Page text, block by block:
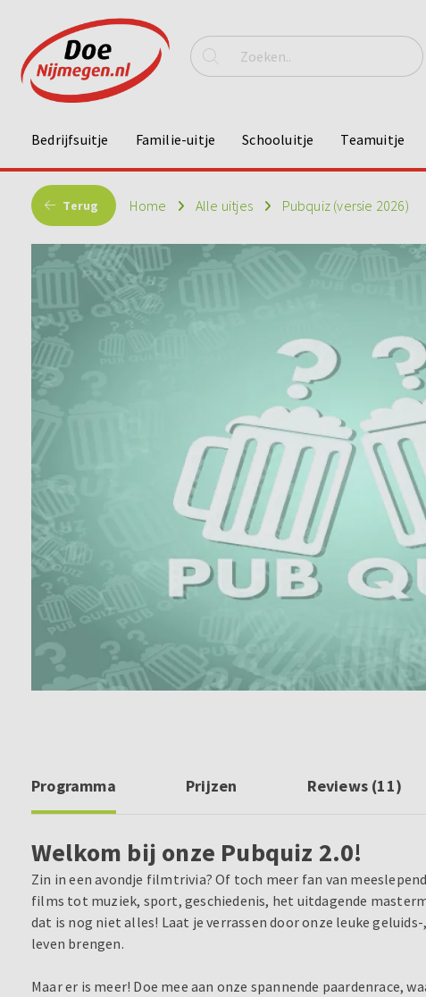
Bedrijfsuitje Familie-uitje Schooluitje Teamuitje
Terug Home Alle uitjes Pubquiz (versie 2026)
Programma Prijzen Reviews (11)
Welkom bij onze Pubquiz 2.0!
Zin in een avondje filmtrivia? Of toch meer fan van
films tot muziek, sport, geschiedenis, het uitdagende
dat is nog niet alles! Laat je verrassen door onze leuke
leven brengen.
Maar er is meer! Doe mee aan onze spannende paardenrace,